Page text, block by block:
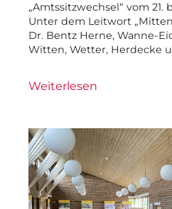
„Amtssitzwechsel“ vom 21.
Unter dem Leitwort
Dr. Bentz Herne, Wanne-
Witten, Wetter, Herdecke
Weiterlesen